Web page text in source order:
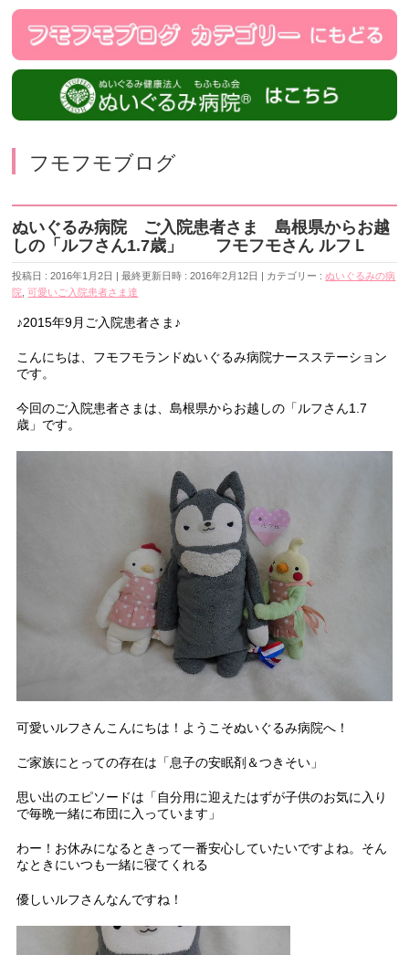
フモフモブログ
ぬいぐるみ病院 ご入院患者さま 島根県からお越
しの「ルフさん1.7歳」 フモフモさん ルフＬ
投稿日 : 2016年1月2日 最終更新日時 : 2016年2月12日 カテゴリー :ぬいぐるみの病
院 ,可愛いご入院患者さま達
♪2015年9月ご入院患者さま♪
こんにちは、フモフモランドぬいぐるみ病院ナースステーション
です。
今回のご入院患者さまは、島根県からお越しの「ルフさん1.7
歳」です。
可愛いルフさんこんにちは！ようこそぬいぐるみ病院へ！
ご家族にとっての存在は「息子の安眠剤＆つきそい」
思い出のエピソードは「自分用に迎えたはずが子供のお気に入り
で毎晩一緒に布団に入っています」
わー！お休みになるときって一番安心していたいですよね。そん
なときにいつも一緒に寝てくれる
優しいルフさんなんですね！